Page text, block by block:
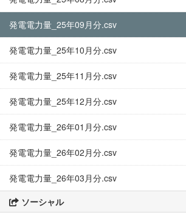
発電電力量_25年09月分.csv
発電電力量_25年10月分.csv
発電電力量_25年11月分.csv
発電電力量_25年12月分.csv
発電電力量_26年01月分.csv
発電電力量_26年02月分.csv
発電電力量_26年03月分.csv
ソーシャル